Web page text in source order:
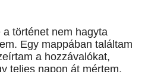
történet nem hagyta
Egy mappában találtam
a hozzávalókat,
teljes napon át mértem,